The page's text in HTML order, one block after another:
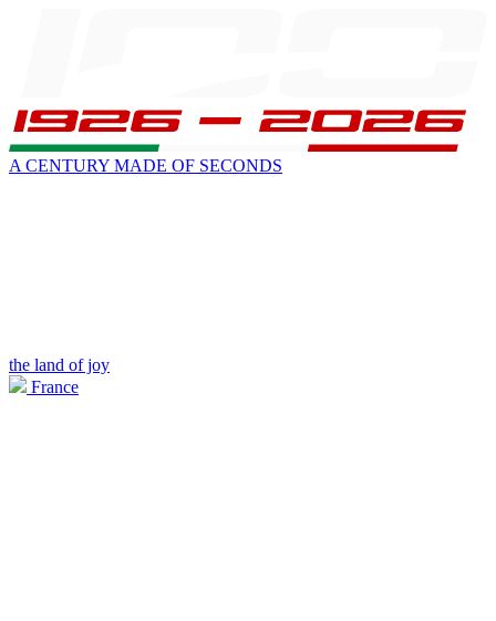
A CENTURY MADE OF SECONDS
the land of joy
France